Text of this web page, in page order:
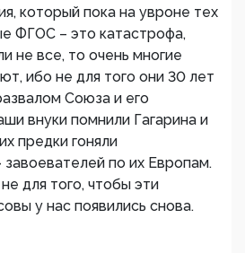
который пока на увроне тех
ФГОС – это катастрофа,
не все, то очень многие
ибо не для того они 30 лет
Союза и его
внуки помнили Гагарина и
предки гоняли
завоевателей по их Европам.
для того, чтобы эти
у нас появились снова.